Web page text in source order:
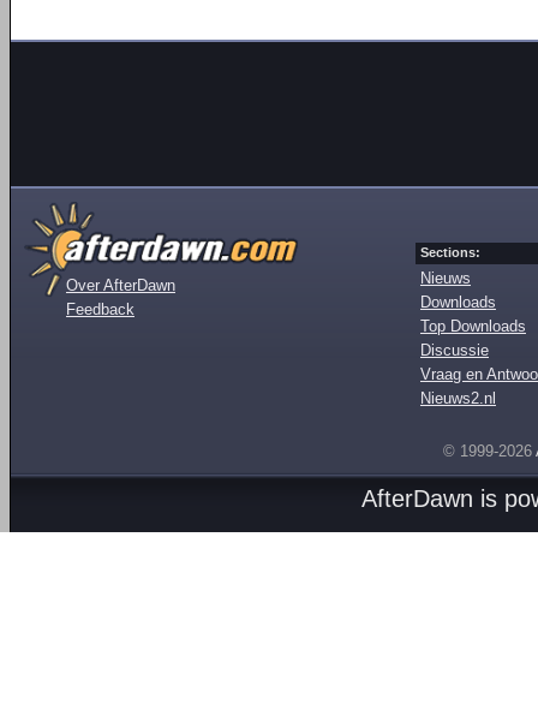
Over AfterDawn
Feedback
Sections:
Nieuws
Downloads
Top Downloads
Discussie
Vraag en
Nieuws2.nl
© 1999-2026
AfterDawn is